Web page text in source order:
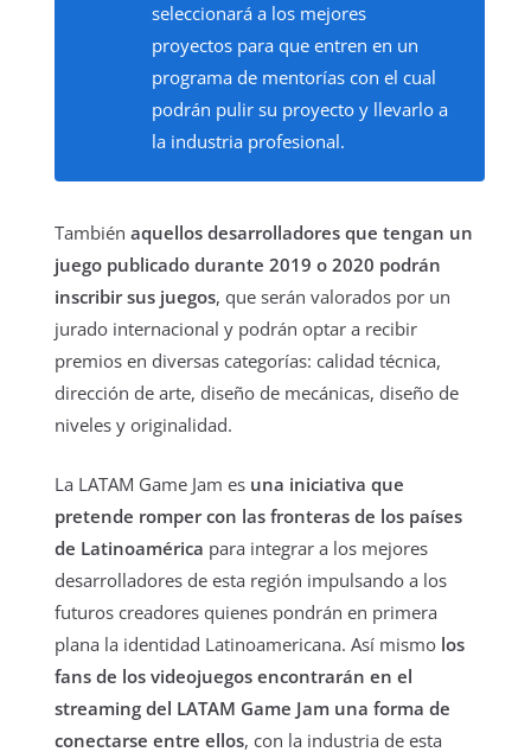
seleccionará a los mejores
proyectos para que entren en un
programa de mentorías con el cual
podrán pulir su proyecto y llevarlo a
la industria profesional.
También aquellos desarrolladores que tengan un
juego publicado durante 2019 o 2020 podrán
inscribir sus juegos, que serán valorados por un
jurado internacional y podrán optar a recibir
premios en diversas categorías: calidad técnica,
dirección de arte, diseño de mecánicas, diseño de
niveles y originalidad.
La LATAM Game Jam es una iniciativa que
pretende romper con las fronteras de los países
de Latinoamérica para integrar a los mejores
desarrolladores de esta región impulsando a los
futuros creadores quienes pondrán en primera
plana la identidad Latinoamericana. Así mismo los
fans de los videojuegos encontrarán en el
streaming del LATAM Game Jam una forma de
conectarse entre ellos, con la industria de esta